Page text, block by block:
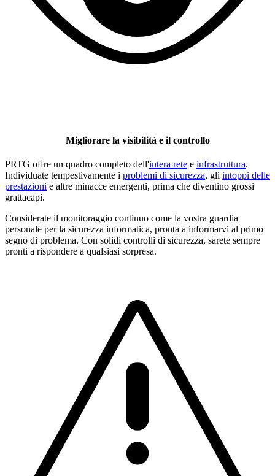
Migliorare la visibilità e il controllo
PRTG offre un quadro completo dell'intera rete e infrastruttura.
Individuate tempestivamente i problemi di sicurezza, gli intoppi delle
prestazioni e altre minacce emergenti, prima che diventino grossi
grattacapi.
Considerate il monitoraggio continuo come la vostra guardia
personale per la sicurezza informatica, pronta a informarvi al primo
segno di problema. Con solidi controlli di sicurezza, sarete sempre
pronti a rispondere a qualsiasi sorpresa.